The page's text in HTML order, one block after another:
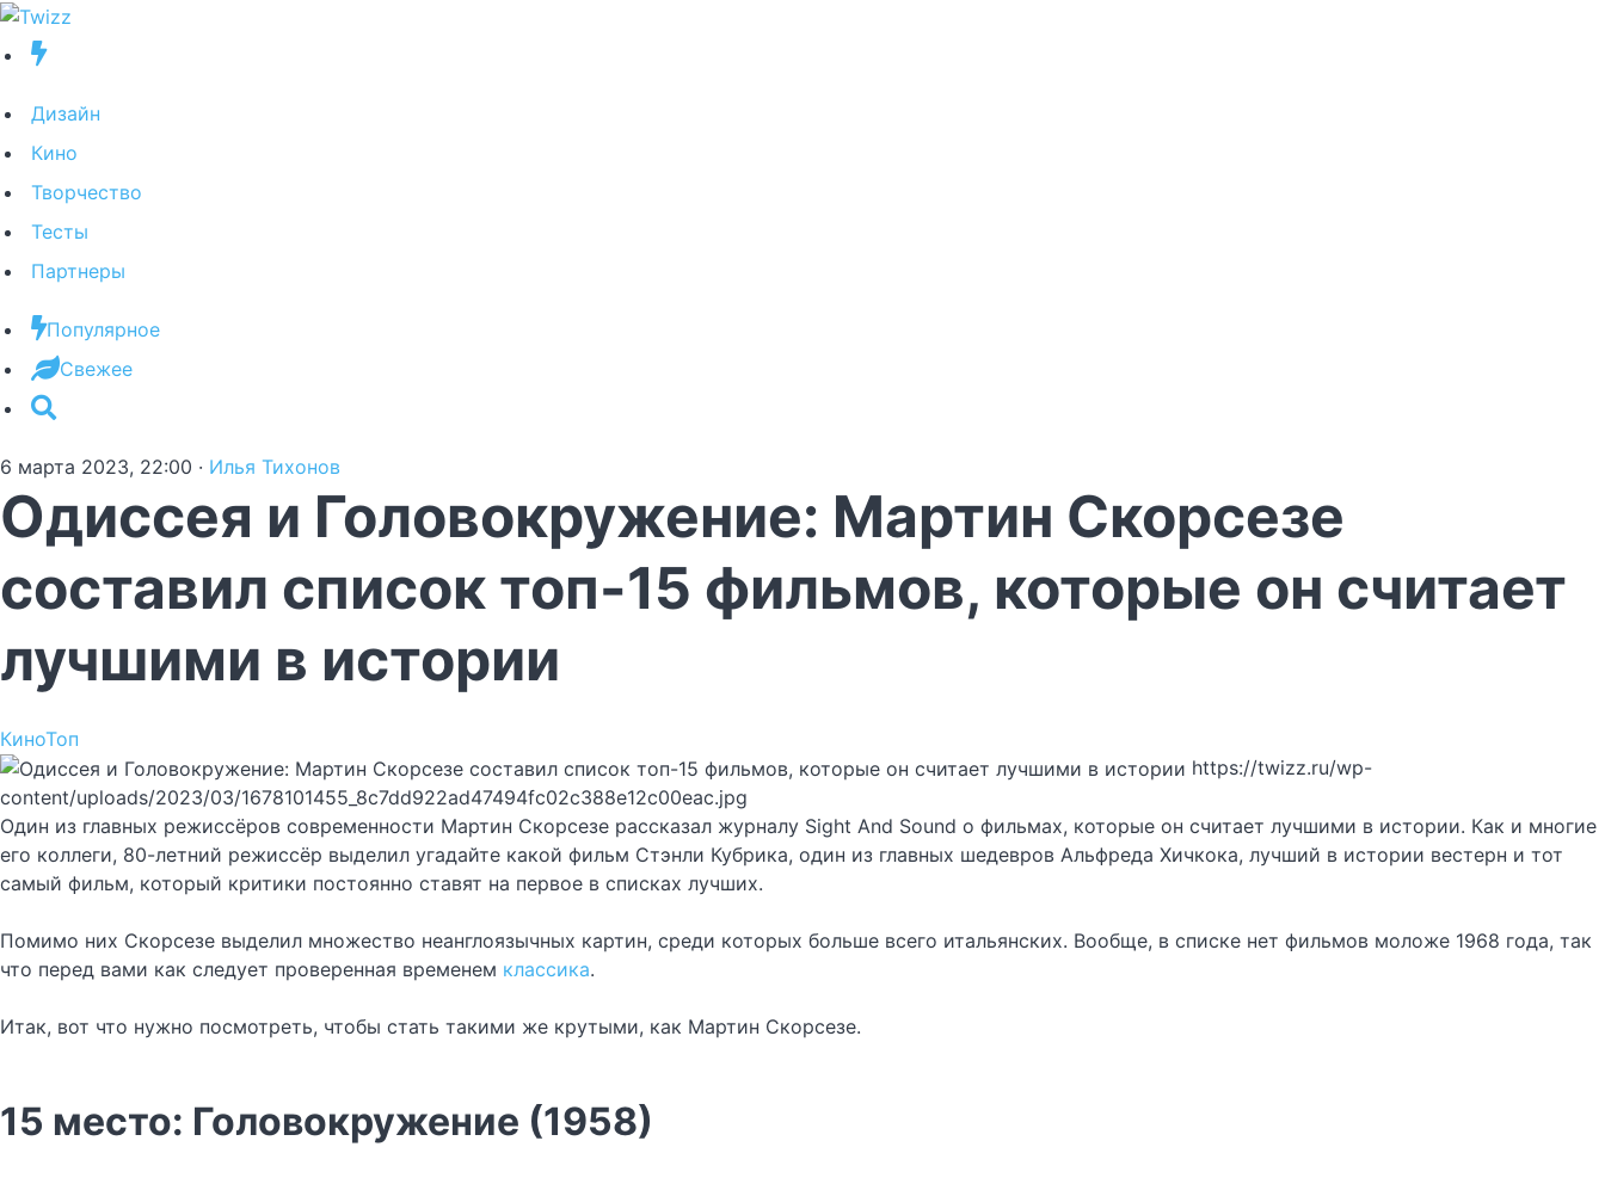
Дизайн
Кино
Творчество
Тесты
Партнеры
Популярное
Свежее
6 марта 2023, 22:00 · Илья Тихонов
Одиссея и Головокружение: Мартин Скорсезе
составил список топ-15 фильмов, которые он считает
лучшими в истории
КиноТоп
https://twizz.ru/wp-
content/uploads/2023/03/1678101455_8c7dd922ad47494fc02c388e12c00eac.jpg
Один из главных режиссёров современности Мартин Скорсезе рассказал журналу Sight And Sound о фильмах, которые он считает лучшими в истории. Как и многие
его коллеги, 80-летний режиссёр выделил угадайте какой фильм Стэнли Кубрика, один из главных шедевров Альфреда Хичкока, лучший в истории вестерн и тот
самый фильм, который критики постоянно ставят на первое в списках лучших.
Помимо них Скорсезе выделил множество неанглоязычных картин, среди которых больше всего итальянских. Вообще, в списке нет фильмов моложе 1968 года, так
что перед вами как следует проверенная временем классика.
Итак, вот что нужно посмотреть, чтобы стать такими же крутыми, как Мартин Скорсезе.
15 место: Головокружение (1958)